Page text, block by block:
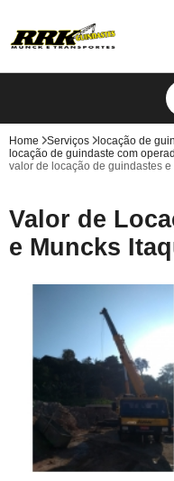
Home Serviços
locação de
locação de guindaste com
valor de locação de guindastes
Valor de
e Muncks